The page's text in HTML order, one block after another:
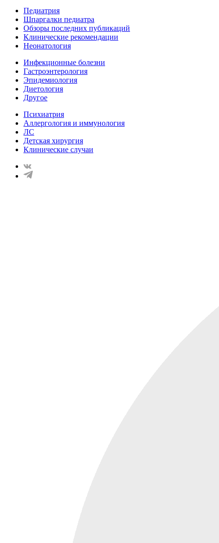
Педиатрия
Шпаргалки педиатра
Обзоры последних публикаций
Клинические рекомендации
Неонатология
Инфекционные болезни
Гастроэнтерология
Эпидемиология
Диетология
Другое
Психиатрия
Аллергология и иммунология
ЛС
Детская хирургия
Клинические случаи